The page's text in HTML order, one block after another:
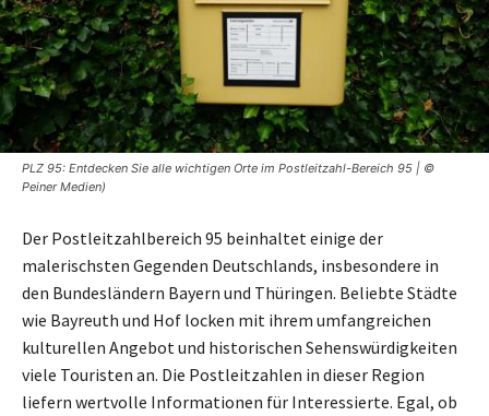
PLZ 95: Entdecken Sie alle wichtigen Orte im Postleitzahl-Bereich 95 | ©
Peiner Medien)
Der Postleitzahlbereich 95 beinhaltet einige der
malerischsten Gegenden Deutschlands, insbesondere in
den Bundesländern Bayern und Thüringen. Beliebte Städte
wie Bayreuth und Hof locken mit ihrem umfangreichen
kulturellen Angebot und historischen Sehenswürdigkeiten
viele Touristen an. Die Postleitzahlen in dieser Region
liefern wertvolle Informationen für Interessierte. Egal, ob